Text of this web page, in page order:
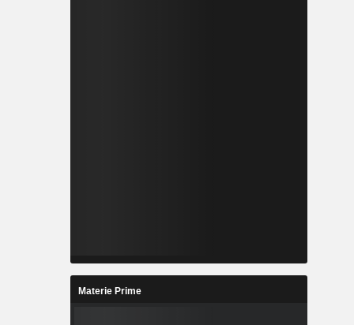
Materie Prime